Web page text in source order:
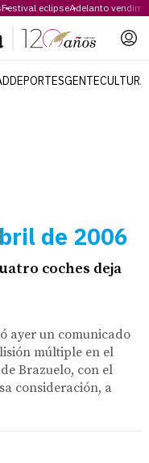
Festival eclipseAdelanto
DEPORTESGENTECULTURA
de 2006
coches deja
ayer un comunicado
múltiple en el
Brazuelo, con el
consideración, a